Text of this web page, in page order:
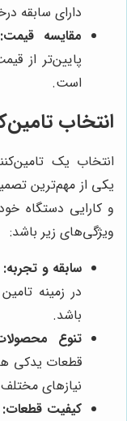
دارای سابقه
مقایسه قیمت:
پایین‌تر از
است.
انتخاب
انتخاب یک
یکی از مهم‌ترین
و کارایی دستگاه
ویژگی‌های زیر باشد:
سابقه و تجربه:
در زمینه
باشد.
تنوع
قطعات یدکی
نیازهای مختلف
کیفیت قطعات: